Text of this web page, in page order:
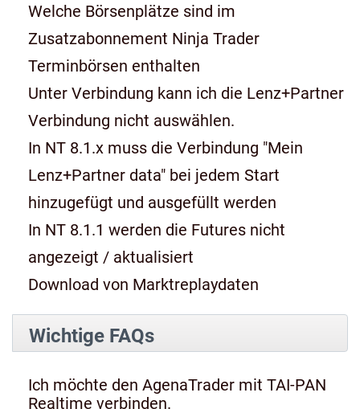
Welche Börsenplätze sind im
Zusatzabonnement Ninja Trader
Terminbörsen enthalten
Unter Verbindung kann ich die Lenz+Partner
Verbindung nicht auswählen.
In NT 8.1.x muss die Verbindung "Mein
Lenz+Partner data" bei jedem Start
hinzugefügt und ausgefüllt werden
In NT 8.1.1 werden die Futures nicht
angezeigt / aktualisiert
Download von Marktreplaydaten
Wichtige FAQs
Ich möchte den AgenaTrader mit TAI-PAN
Realtime verbinden.